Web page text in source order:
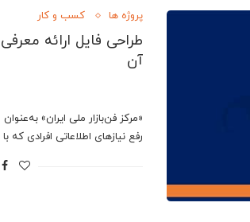
پروژه ها کسب و کار
طراحی فایل ارائه
آن
«مركز فن‌بازار ملی ایران»
رفع نیازهای اطلاعاتی افرادی